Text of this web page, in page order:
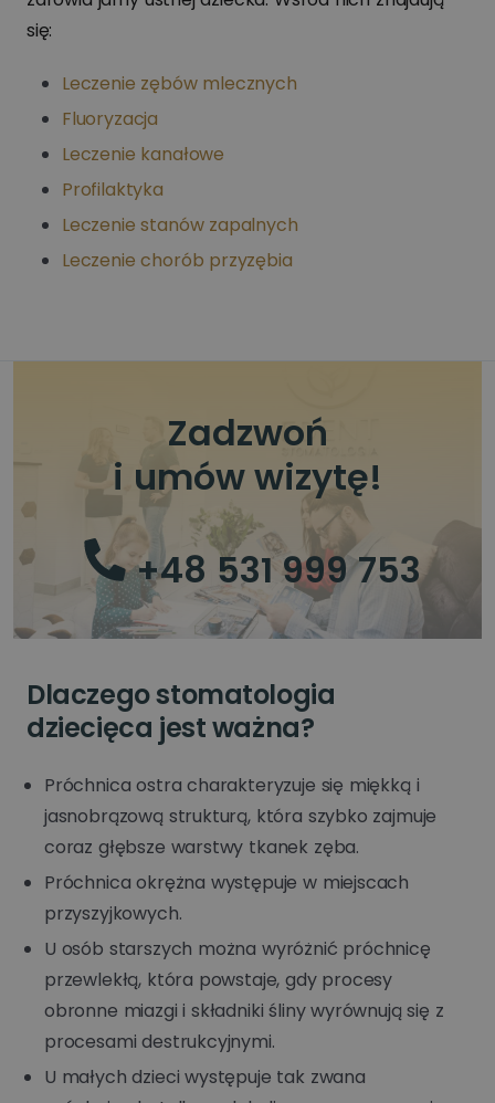
się:
Leczenie zębów mlecznych
Fluoryzacja
Leczenie kanałowe
Profilaktyka
Leczenie stanów zapalnych
Leczenie chorób przyzębia
Zadzwoń
i umów wizytę!
+48 531 999 753
Dlaczego stomatologia
dziecięca jest ważna?
Próchnica ostra charakteryzuje się miękką i
jasnobrązową strukturą, która szybko zajmuje
coraz głębsze warstwy tkanek zęba.
Próchnica okrężna występuje w miejscach
przyszyjkowych.
U osób starszych można wyróżnić próchnicę
przewlekłą, która powstaje, gdy procesy
obronne miazgi i składniki śliny wyrównują się z
procesami destrukcyjnymi.
U małych dzieci występuje tak zwana